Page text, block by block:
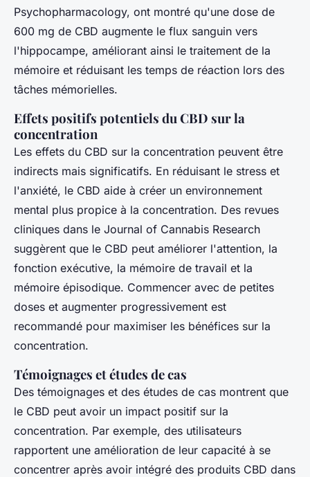
Psychopharmacology, ont montré qu'une dose de
600 mg de CBD augmente le flux sanguin vers
l'hippocampe, améliorant ainsi le traitement de la
mémoire et réduisant les temps de réaction lors des
tâches mémorielles.
Effets positifs potentiels du CBD sur la
concentration
Les effets du CBD sur la concentration peuvent être
indirects mais significatifs. En réduisant le stress et
l'anxiété, le CBD aide à créer un environnement
mental plus propice à la concentration. Des revues
cliniques dans le Journal of Cannabis Research
suggèrent que le CBD peut améliorer l'attention, la
fonction exécutive, la mémoire de travail et la
mémoire épisodique. Commencer avec de petites
doses et augmenter progressivement est
recommandé pour maximiser les bénéfices sur la
concentration.
Témoignages et études de cas
Des témoignages et des études de cas montrent que
le CBD peut avoir un impact positif sur la
concentration. Par exemple, des utilisateurs
rapportent une amélioration de leur capacité à se
concentrer après avoir intégré des produits CBD dans